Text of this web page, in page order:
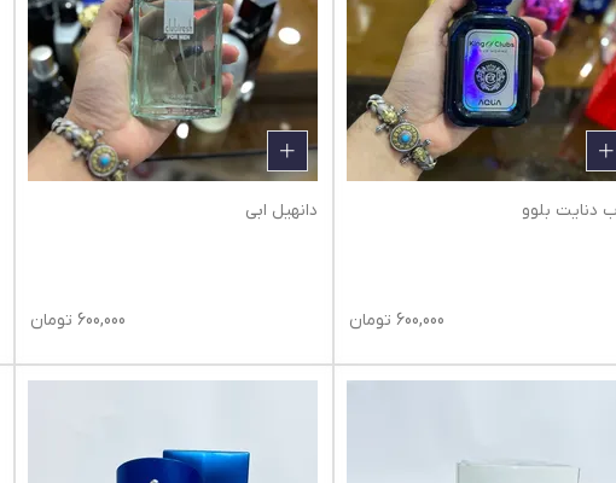
دنایت بلوو
600,000 تومان
دانهیل ابی
600,000 تومان